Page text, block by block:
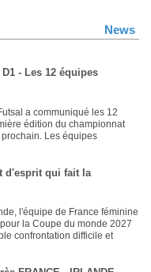
News
- Les 12 équipes
a communiqué les 12
édition du championnat
Les équipes
d'esprit qui fait la
l'équipe de France féminine
la Coupe du monde 2027
confrontation difficile et